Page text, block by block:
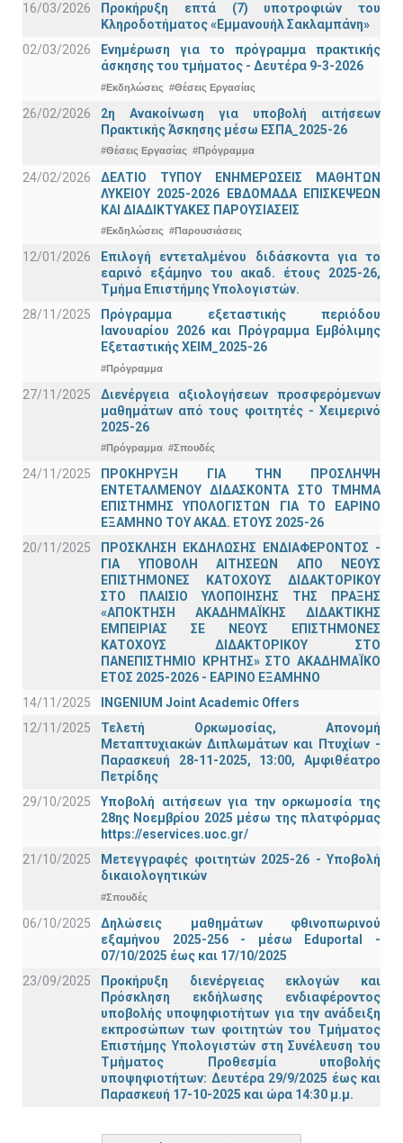
16/03/2026
Προκήρυξη επτά (7) υποτροφιών του
Κληροδοτήματος «Εμμανουήλ Σακλαμπάνη»
02/03/2026
Ενημέρωση για το πρόγραμμα πρακτικής
άσκησης του τμήματος - Δευτέρα 9-3-2026
#Εκδηλώσεις #Θέσεις Εργασίας
26/02/2026
2η Ανακοίνωση για υποβολή αιτήσεων
Πρακτικής Άσκησης μέσω ΕΣΠΑ_2025-26
#Θέσεις Εργασίας #Πρόγραμμα
24/02/2026
ΔΕΛΤΙΟ ΤΥΠΟΥ ΕΝΗΜΕΡΩΣΕΙΣ ΜΑΘΗΤΩΝ
ΛΥΚΕΙΟΥ 2025-2026 ΕΒΔΟΜΑΔΑ ΕΠΙΣΚΕΨΕΩΝ
ΚΑΙ ΔΙΑΔΙΚΤΥΑΚΕΣ ΠΑΡΟΥΣΙΑΣΕΙΣ
#Εκδηλώσεις #Παρουσιάσεις
12/01/2026
Επιλογή εντεταλμένου διδάσκοντα για το
εαρινό εξάμηνο του ακαδ. έτους 2025-26,
Τμήμα Επιστήμης Υπολογιστών.
28/11/2025
Πρόγραμμα εξεταστικής περιόδου
Ιανουαρίου 2026 και Πρόγραμμα Εμβόλιμης
Εξεταστικής ΧΕΙΜ_2025-26
#Πρόγραμμα
27/11/2025
Διενέργεια αξιολογήσεων προσφερόμενων
μαθημάτων από τους φοιτητές - Χειμερινό
2025-26
#Πρόγραμμα #Σπουδές
24/11/2025
ΠΡΟΚΗΡΥΞΗ ΓΙΑ ΤΗΝ ΠΡΟΣΛΗΨΗ
ΕΝΤΕΤΑΛΜΕΝΟΥ ΔΙΔΑΣΚΟΝΤΑ ΣΤΟ ΤΜΗΜΑ
ΕΠΙΣΤΗΜΗΣ ΥΠΟΛΟΓΙΣΤΩΝ ΓΙΑ ΤΟ ΕΑΡΙΝΟ
ΕΞΑΜΗΝΟ ΤΟΥ ΑΚΑΔ. ΕΤΟΥΣ 2025-26
20/11/2025
ΠΡΟΣΚΛΗΣΗ ΕΚΔΗΛΩΣΗΣ ΕΝΔΙΑΦΕΡΟΝΤΟΣ -
ΓΙΑ ΥΠΟΒΟΛΗ ΑΙΤΗΣΕΩΝ ΑΠΟ ΝΕΟΥΣ
ΕΠΙΣΤΗΜΟΝΕΣ ΚΑΤΟΧΟΥΣ ΔΙΔΑΚΤΟΡΙΚΟΥ
ΣΤΟ ΠΛΑΙΣΙΟ ΥΛΟΠΟΙΗΣΗΣ ΤΗΣ ΠΡΑΞΗΣ
«ΑΠΟΚΤΗΣΗ ΑΚΑΔΗΜΑΪΚΗΣ ΔΙΔΑΚΤΙΚΗΣ
ΕΜΠΕΙΡΙΑΣ ΣΕ ΝΕΟΥΣ ΕΠΙΣΤΗΜΟΝΕΣ
ΚΑΤΟΧΟΥΣ ΔΙΔΑΚΤΟΡΙΚΟΥ ΣΤΟ
ΠΑΝΕΠΙΣΤΗΜΙΟ ΚΡΗΤΗΣ» ΣΤΟ ΑΚΑΔΗΜΑΪΚΟ
ΕΤΟΣ 2025-2026 - ΕΑΡΙΝΟ ΕΞΑΜΗΝΟ
14/11/2025
INGENIUM Joint Academic Offers
12/11/2025
Τελετή Ορκωμοσίας, Απονομή
Μεταπτυχιακών Διπλωμάτων και Πτυχίων -
Παρασκευή 28-11-2025, 13:00, Αμφιθέατρο
Πετρίδης
29/10/2025
Υποβολή αιτήσεων για την ορκωμοσία της
28ης Νοεμβρίου 2025 μέσω της πλατφόρμας
https://eservices.uoc.gr/
21/10/2025
Μετεγγραφές φοιτητών 2025-26 - Υποβολή
δικαιολογητικών
#Σπουδές
06/10/2025
Δηλώσεις μαθημάτων φθινοπωρινού
εξαμήνου 2025-256 - μέσω Εduportal -
07/10/2025 έως και 17/10/2025
23/09/2025
Προκήρυξη διενέργειας εκλογών και
Πρόσκληση εκδήλωσης ενδιαφέροντος
υποβολής υποψηφιοτήτων για την ανάδειξη
εκπροσώπων των φοιτητών του Τμήματος
Επιστήμης Υπολογιστών στη Συνέλευση του
Τμήματος Προθεσμία υποβολής
υποψηφιοτήτων: Δευτέρα 29/9/2025 έως και
Παρασκευή 17-10-2025 και ώρα 14:30 μ.μ.